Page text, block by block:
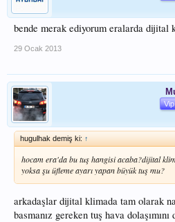
bende merak ediyorum eralarda dijital
29 Ocak 2013
hugulhak demiş ki: ↑
hocam era'da bu tuş hangisi acaba?dijital
yoksa şu üfleme ayarı yapan büyük tuş mu?
arkadaşlar dijital klimada tam olarak
basmanız gereken tuş hava